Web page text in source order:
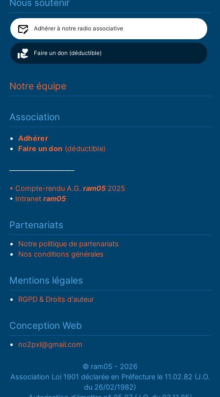
Nous soutenir
Adhérer à notre radio associative
Faire un don (déductible)
Notre équipe
Association
Adhérer
Faire un don (déductible)
• Compte-rendu A.G.ram05 2025
• Intranetram05
Partenariats
Notre politique de partenariats
Nos conditions générales
Mentions légales
RGPD & Droits d'auteur
Conception Web
no2pxl@gmail.com
© ram05 - 2026
Association Loi 1901 déclarée en Préfecture le 11.02.82 (J.O.
du 26/02/1982)